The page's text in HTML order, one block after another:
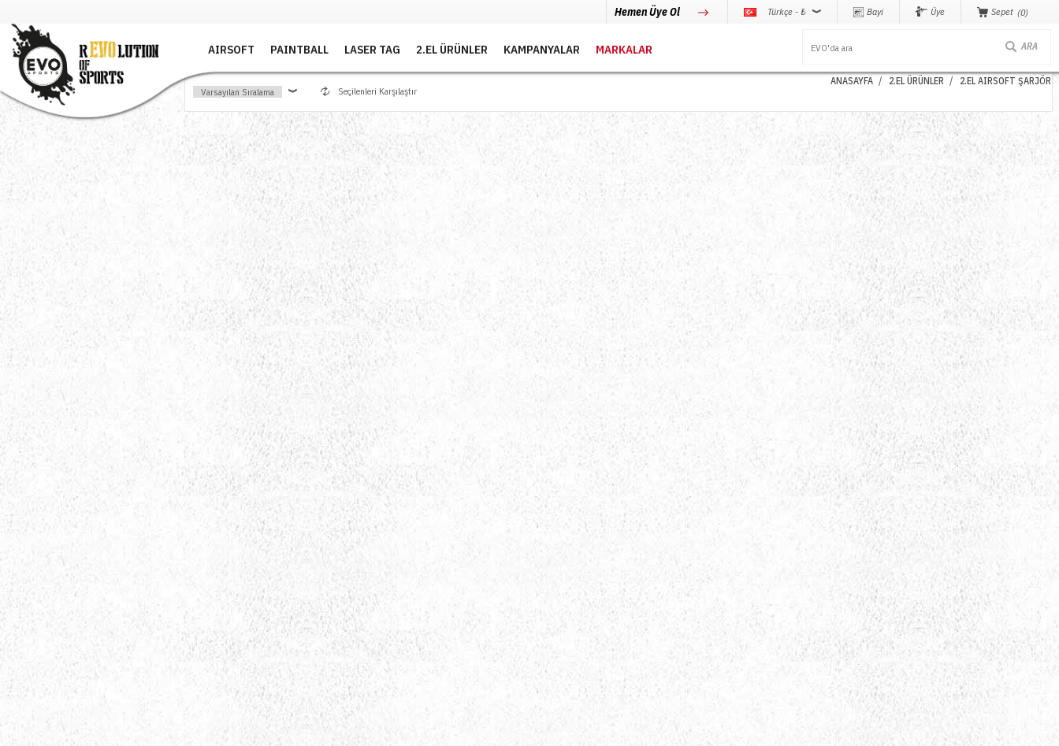
Hemen Üye Ol Türkçe - ₺ Bayi Üye Sepet 0
AIRSOFT PAINTBALL LASER TAG 2.EL ÜRÜNLER KAMPANYALAR MARKALAR
ANASAYFA 2.EL ÜRÜNLER
2.EL AIRSOFT ŞARJÖR
Seçilenleri Karşılaştır